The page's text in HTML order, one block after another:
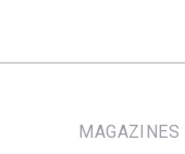
MAGAZINES